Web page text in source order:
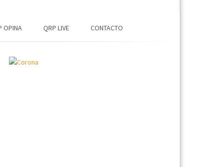
OPINA QRP LIVE CONTACTO